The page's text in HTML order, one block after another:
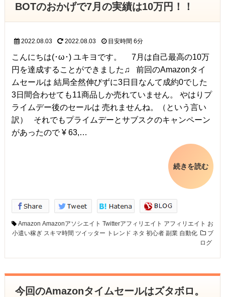
BOTのおかげで7月の実績は10万円！！
2022.08.03 2022.08.03 目安時間 6分
こんにちは(･ω･) ユキヨです。 7月は自己最高の10万
円を達成することができました♫ 前回のAmazonタイ
ムセールは 結局全然伸びずに3日目なんて成約0でした
3日間合わせても11商品しか売れていません。 やはりプ
ライムデー後のセールは 売れませんね。（という言い
訳） それでもプライムデーとサブスクのキャンペーン
があったので ¥ 63,…
続きを読む
Amazon Amazonアソシエイト Twitterアフィリエイト アフィリエイト お
小遣い稼ぎ スキマ時間 ツイッター トレンド ネタ 初心者 副業 自動化
ブ
ログ
今回のAmazonタイムセールはズタボロ。